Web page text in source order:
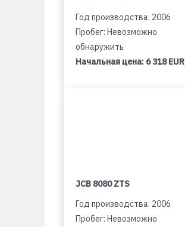
Год производства: 2006
Пробег: Невозможно
обнаружить
Начальная цена: 6 318 EUR
JCB 8080 ZTS
Год производства: 2006
Пробег: Невозможно